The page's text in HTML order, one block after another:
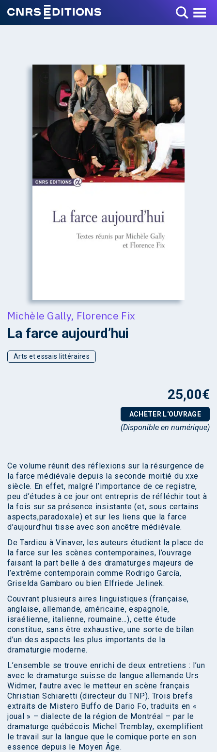
Toggle Menu
Michèle Gally, Florence Fix
La farce aujourd’hui
Arts et essais littéraires
25,00€
ACHETER L'OUVRAGE
(Disponible en numérique)
Ce volume réunit des réflexions sur la résurgence de
la farce médiévale depuis la seconde moitié du xxe
siècle. En effet, malgré l’importance de ce registre,
peu d’études à ce jour ont entrepris de réfléchir tout à
la fois sur sa présence insistante (et, sous certains
aspects,paradoxale) et sur les liens que la farce
d’aujourd’hui tisse avec son ancêtre médiévale.
De Tardieu à Vinaver, les auteurs étudient la place de
la farce sur les scènes contemporaines, l’ouvrage
faisant la part belle à des dramaturges majeurs de
l’extrême contemporain comme Rodrigo García,
Griselda Gambaro ou bien Elfriede Jelinek.
Couvrant plusieurs aires linguistiques (française,
anglaise, allemande, américaine, espagnole,
israélienne, italienne, roumaine…), cette étude
constitue, sans être exhaustive, une sorte de bilan
d’un des aspects les plus importants de la
dramaturgie moderne.
L’ensemble se trouve enrichi de deux entretiens : l’un
avec le dramaturge suisse de langue allemande Urs
Widmer, l’autre avec le metteur en scène français
Christian Schiaretti (directeur du TNP). Trois brefs
extraits de Mistero Buffo de Dario Fo, traduits en «
joual » – dialecte de la région de Montréal – par le
dramaturge québécois Michel Tremblay, exemplifient
le travail sur la langue que le comique porte en son
essence depuis le Moyen Âge.